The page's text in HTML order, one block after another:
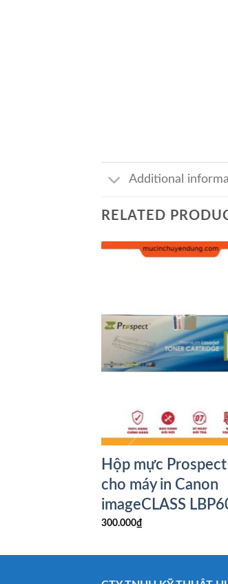
Additional
RELATED
Hộp mực
cho máy in Canon
imageCLASS
300.000₫